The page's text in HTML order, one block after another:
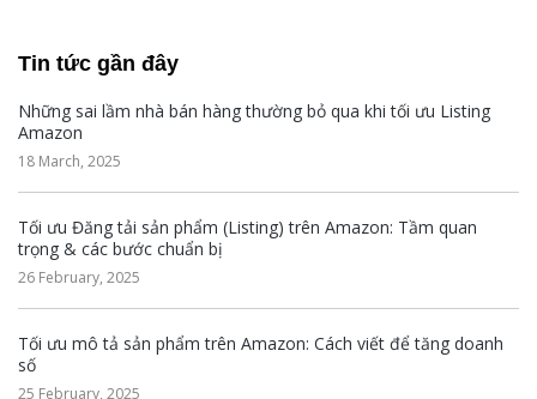
Tin tức gần đây
Những sai lầm nhà bán hàng thường bỏ qua khi tối ưu Listing
Amazon
18 March, 2025
Tối ưu Đăng tải sản phẩm (Listing) trên Amazon: Tầm quan
trọng & các bước chuẩn bị
26 February, 2025
Tối ưu mô tả sản phẩm trên Amazon: Cách viết để tăng doanh
số
25 February, 2025